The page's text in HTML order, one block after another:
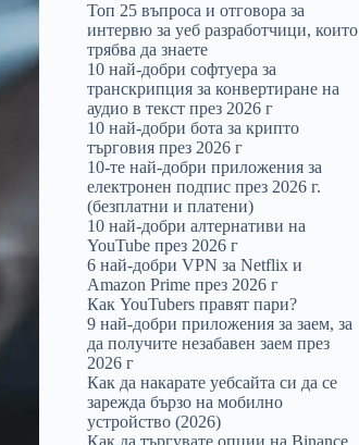
Топ 25 въпроса и отговора за
интервю за уеб разработчици, които
трябва да знаете
10 най-добри софтуера за
транскрипция за конвертиране на
аудио в текст през 2026 г
10 най-добри бота за крипто
търговия през 2026 г
10-те най-добри приложения за
електронен подпис през 2026 г.
(безплатни и платени)
10 най-добри алтернативи на
YouTube през 2026 г
6 най-добри VPN за Netflix и
Amazon Prime през 2026 г
Как YouTubers правят пари?
9 най-добри приложения за заем, за
да получите незабавен заем през
2026 г
Как да накарате уебсайта си да се
зарежда бързо на мобилно
устройство (2026)